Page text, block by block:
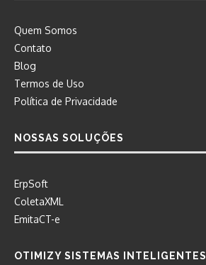
Quem Somos
Contato
Blog
Termos de Uso
Política de Privacidade
NOSSAS SOLUÇÕES
ErpSoft
ColetaXML
EmitaCT-e
OTIMIZY SISTEMAS INTELIGENTES